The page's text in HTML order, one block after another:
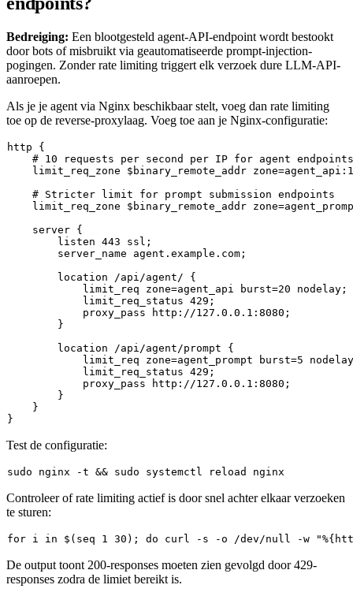
Bedreiging: Een blootgesteld agent-API-endpoint wordt bestookt
door bots of misbruikt via geautomatiseerde prompt-injection-
pogingen. Zonder rate limiting triggert elk verzoek dure LLM-API-
aanroepen.
Als je je agent via Nginx beschikbaar stelt, voeg dan rate limiting
toe op de reverse-proxylaag. Voeg toe aan je Nginx-configuratie:
http {
    # 10 requests per second per IP for agent endpoints
limit_req_zone $binary_remote_addr
    # Stricter limit for prompt submission endpoints
limit_req_zone $binary_remote_addr
    server {
        listen 443 ssl;
        server_name agent.example.com;
        location /api/agent/ {
            limit_req zone=agent_api burst=20 nodelay;
            limit_req_status 429;
            proxy_pass http://127.0.0.1:8080;
        }
        location /api/agent/prompt {
limit_req zone=agent_prompt burst=5
            limit_req_status 429;
            proxy_pass http://127.0.0.1:8080;
        }
    }
Test de configuratie:
sudo nginx -t && sudo
Controleer of rate limiting actief is door snel achter elkaar verzoeken
te sturen:
for i in $( seq 1 30); do curl -s -o /dev/null -w
De output toont 200-responses moeten zien gevolgd door429-
responses zodra de limiet bereikt is.